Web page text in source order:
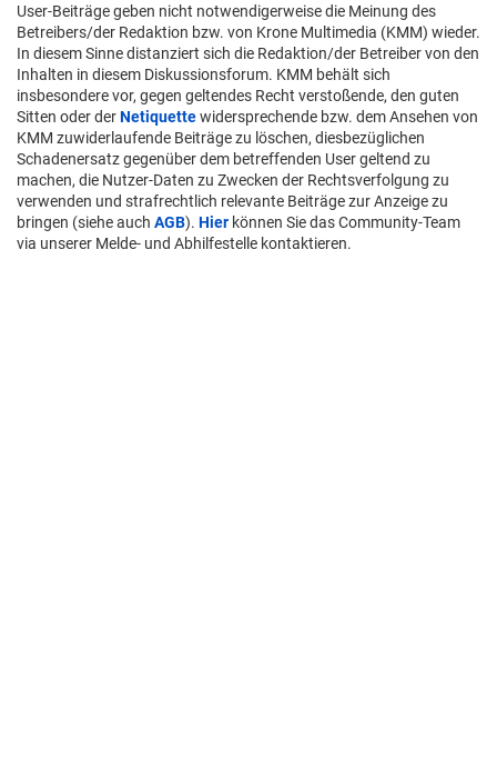
User-Beiträge geben nicht notwendigerweise die Meinung des
Betreibers/der Redaktion bzw. von Krone Multimedia (KMM) wieder.
In diesem Sinne distanziert sich die Redaktion/der Betreiber von den
Inhalten in diesem Diskussionsforum. KMM behält sich
insbesondere vor, gegen geltendes Recht verstoßende, den guten
Sitten oder derNetiquettewidersprechende bzw. dem Ansehen von
KMM zuwiderlaufende Beiträge zu löschen, diesbezüglichen
Schadenersatz gegenüber dem betreffenden User geltend zu
machen, die Nutzer-Daten zu Zwecken der Rechtsverfolgung zu
verwenden und strafrechtlich relevante Beiträge zur Anzeige zu
bringen (siehe auch AGB). Hier können Sie das Community-Team
via unserer Melde- und Abhilfestelle kontaktieren.